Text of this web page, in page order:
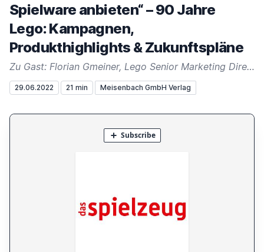
Spielware anbieten“ – 90 Jahre
Lego: Kampagnen,
Produkthighlights & Zukunftspläne
Zu Gast: Florian Gmeiner, Lego Senior Marketing Director Europe
29.06.2022 21 min Meisenbach GmbH Verlag